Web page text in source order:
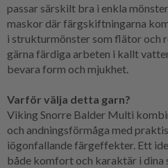
passar särskilt bra i enkla
maskor där färgskiftningarna
i strukturmönster som flätor och
gärna färdiga arbeten i kallt
bevara form och mjukhet.
Varför välja detta garn?
Viking Snorre Balder Multi
och andningsförmåga med
iögonfallande färgeffekter. Ett
både komfort och karaktär i dina